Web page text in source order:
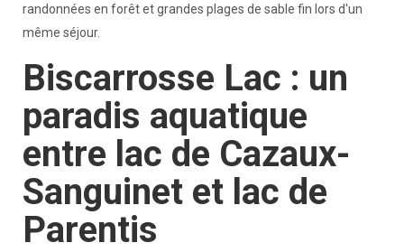
randonnées en forêt et grandes plages de sable fin lors d'un
même séjour.
Biscarrosse Lac : un
paradis aquatique
entre lac de Cazaux-
Sanguinet et lac de
Parentis